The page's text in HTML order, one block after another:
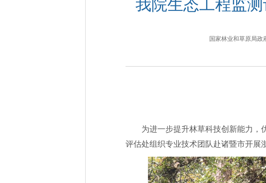
我院生态工程监
国家林业和草原局政
为进一步提升林草科技创新能力，
评估处组织专业技术团队赴诸暨市开展